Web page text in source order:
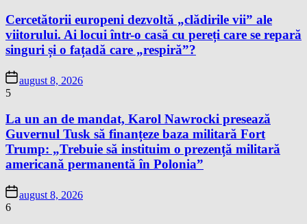
Cercetătorii europeni dezvoltă „clădirile vii” ale
viitorului. Ai locui într-o casă cu pereți care se repară
singuri și o fațadă care „respiră”?
august 8, 2026
5
La un an de mandat, Karol Nawrocki presează
Guvernul Tusk să finanțeze baza militară Fort
Trump: „Trebuie să instituim o prezență militară
americană permanentă în Polonia”
august 8, 2026
6